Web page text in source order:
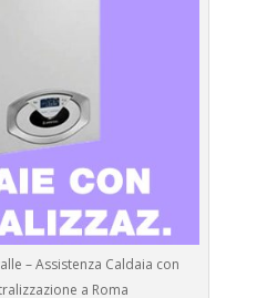
– Assistenza Caldaia con
a Roma